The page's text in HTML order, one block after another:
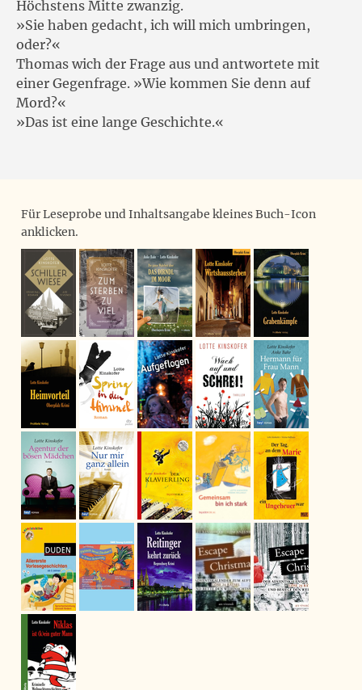
Höchstens Mitte zwanzig.
»Sie haben gedacht, ich will mich umbringen,
oder?«
Thomas wich der Frage aus und antwortete mit
einer Gegenfrage. »Wie kommen Sie denn auf
Mord?«
»Das ist eine lange Geschichte.«
Für Leseprobe und Inhaltsangabe kleines Buch-Icon
anklicken.